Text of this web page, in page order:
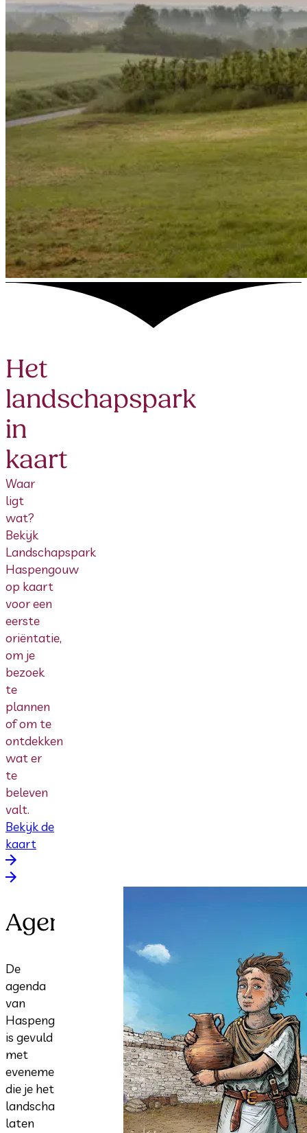
Het
landschapspark
in
kaart
Waar
ligt
wat?
Bekijk
Landschapspark
Haspengouw
op kaart
voor een
eerste
oriëntatie,
om je
bezoek
te
plannen
of om te
ontdekken
wat er
te
beleven
valt.
Bekijk de
kaart
Agenda
De
agenda
van
Haspengouw
is gevuld
met
evenementen
die je het
landschap
laten